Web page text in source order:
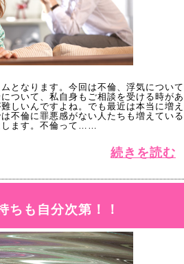
となります。今回は不倫、浮気について
ついて、私自身もご相談を受ける時があ
しいんですよね。でも最近は本当に増え
不倫に罪悪感がない人たちも増えている
します。不倫って……
続きを読む
ちも自分次第！！